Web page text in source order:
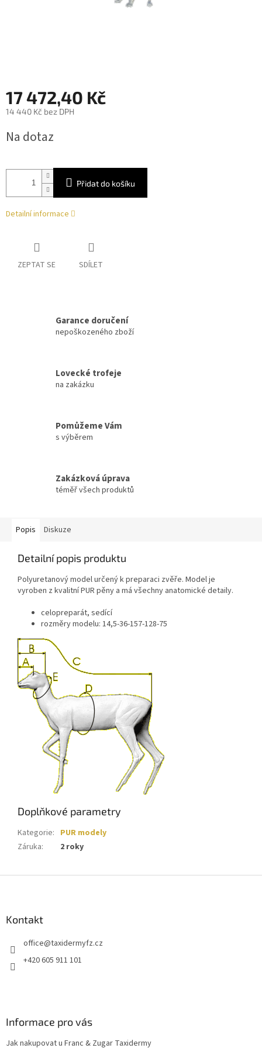
17 472,40 Kč
14 440 Kč bez DPH
cena:
Na dotaz
Přidat do košíku
Detailní informace
ZEPTAT SE SDÍLET
Garance doručení
nepoškozeného zboží
Lovecké trofeje
na zakázku
Pomůžeme Vám
s výběrem
Zakázková úprava
téměř všech produktů
Popis Diskuze
Detailní popis produktu
Polyuretanový model určený k preparaci zvěře. Model je
vyroben z kvalitní PUR pěny a má všechny anatomické detaily.
celopreparát, sedící
rozměry modelu: 14,5-36-157-128-75
Doplňkové parametry
Kategorie: PUR modely
Záruka: 2 roky
Kontakt
office@taxidermyfz.cz
+420 605 911 101
Informace pro vás
Jak nakupovat u Franc & Zugar Taxidermy